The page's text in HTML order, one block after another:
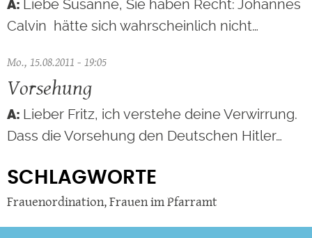
Liebe Susanne, Sie haben Recht: Johannes
Calvin hätte sich wahrscheinlich nicht…
Mo., 15.08.2011 - 19:05
Vorsehung
Lieber Fritz, ich verstehe deine Verwirrung.
Dass die Vorsehung den Deutschen Hitler…
SCHLAGWORTE
Frauenordination,Frauen im Pfarramt